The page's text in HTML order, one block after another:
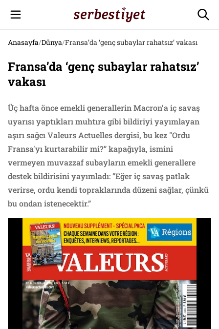
Anasayfa/Dünya/Fransa’da ‘genç subaylar rahatsız’ vakası
Fransa’da ‘genç subaylar rahatsız’
vakası
Üç hafta önce emekli generallerin Macron’a iç savaş
uyarısı yaptıkları muhtıra gibi bildiriyi yayımlayan
aşırı sağcı Valeurs Actuelles dergisi, bu kez "Ordu
Fransa'yı kurtarabilir mi?” kapağıyla, ismini
vermeyen muvazzaf subayların emekli generallere
destek bildirisini yayımladı: “Eğer iç savaş patlak
verirse, ordu kendi topraklarında düzeni sağlar, çünkü
bu ondan istenecektir.”